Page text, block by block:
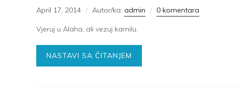
April 17, 2014 Autor/ka: admin 0 komentara
Vjeruj u Alaha, ali vezuj kamilu.
NASTAVI SA ČITANJEM